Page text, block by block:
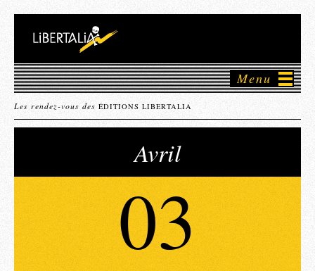
Menu
Les rendez-vous des ÉDITIONS LIBERTALIA
03
Avril